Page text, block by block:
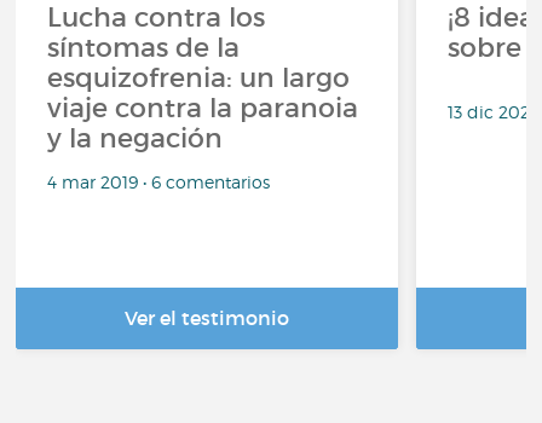
Lucha contra los
síntomas de la
esquizofrenia: un largo
viaje contra la paranoia
y la negación
4 mar 2019 • 6 comentarios
Ver el testimonio
¡8
sobre
13 dic